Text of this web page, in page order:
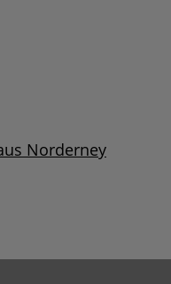
Norderney